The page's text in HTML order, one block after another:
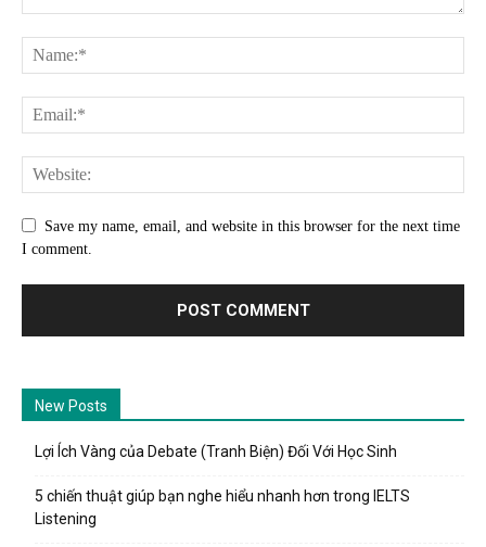
Save my name, email, and website in this browser for the next time
I comment.
New Posts
Lợi Ích Vàng của Debate (Tranh Biện) Đối Với Học Sinh
5 chiến thuật giúp bạn nghe hiểu nhanh hơn trong IELTS
Listening